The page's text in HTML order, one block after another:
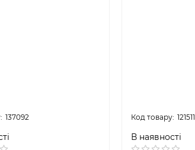
137092 121511
В наявності